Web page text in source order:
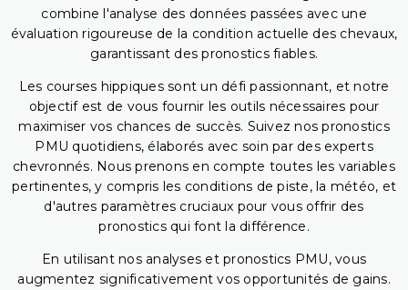
combine l'analyse des données passées avec une
évaluation rigoureuse de la condition actuelle des chevaux,
garantissant des pronostics fiables.
Les courses hippiques sont un défi passionnant, et notre
objectif est de vous fournir les outils nécessaires pour
maximiser vos chances de succès. Suivez nos pronostics
PMU quotidiens, élaborés avec soin par des experts
chevronnés. Nous prenons en compte toutes les variables
pertinentes, y compris les conditions de piste, la météo, et
d'autres paramètres cruciaux pour vous offrir des
pronostics qui font la différence.
En utilisant nos analyses et pronostics PMU, vous
augmentez significativement vos opportunités de gains.